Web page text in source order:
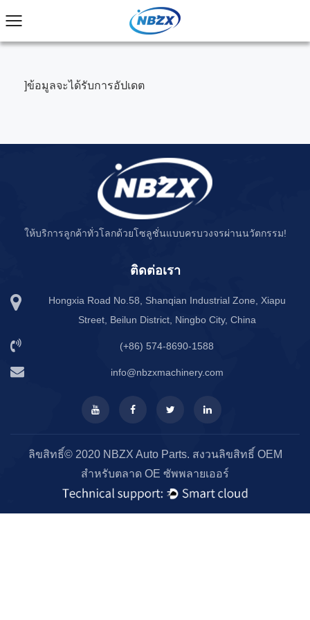
]ข้อมูลจะได้รับการอัปเดต
ให้บริการลูกค้าทั่วโลกด้วยโซลูชั่นแบบครบวงจรผ่านนวัตกรรม!
ติดต่อเรา
Hongxia Road No.58, Shanqian Industrial Zone, Xiapu
Street, Beilun District, Ningbo City, China
(+86) 574-8690-1588
info@nbzxmachinery.com
ลิขสิทธิ์© 2020 NBZX Auto Parts. สงวนลิขสิทธิ์ OEM
สำหรับตลาด OE ซัพพลายเออร์